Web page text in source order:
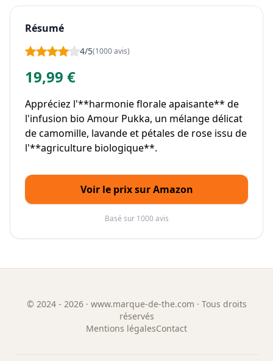
Résumé
4/5(1000 avis)
19,99 €
Appréciez l'**harmonie florale apaisante** de
l'infusion bio Amour Pukka, un mélange délicat
de camomille, lavande et pétales de rose issu de
l'**agriculture biologique**.
Voir le prix sur Amazon
Basé sur 1000 avis
© 2024 - 2026· www.marque-de-the.com · Tous droits
réservés
Mentions légalesContact